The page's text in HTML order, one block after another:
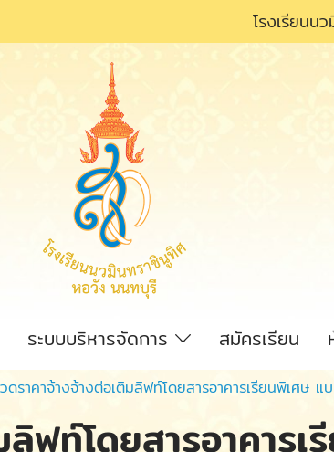
โรงเรียนน
ระบบบริหารจัดการ สมัครเรียน
ดราคาจ้างจ้างต่อเติมลิฟท์โดยสารอาคารเรียนพิเศษ
ลิฟท์โดยสารอาคาร